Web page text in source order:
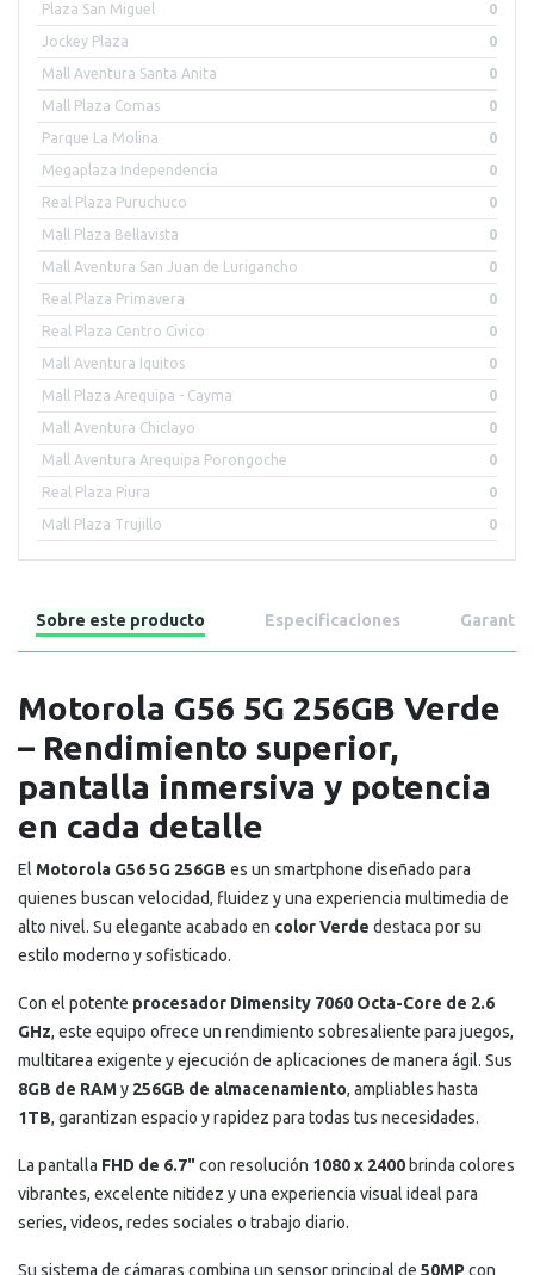
Plaza San Miguel 0
Jockey Plaza 0
Mall Aventura Santa Anita 0
Mall Plaza Comas 0
Parque La Molina 0
Megaplaza Independencia 0
Real Plaza Puruchuco 0
Mall Plaza Bellavista 0
Mall Aventura San Juan de Lurigancho 0
Real Plaza Primavera 0
Real Plaza Centro Civico 0
Mall Aventura Iquitos 0
Mall Plaza Arequipa - Cayma 0
Mall Aventura Chiclayo 0
Mall Aventura Arequipa Porongoche 0
Real Plaza Piura 0
Mall Plaza Trujillo 0
Sobre este producto Especificaciones Garantía
Motorola G56 5G 256GB Verde
– Rendimiento superior,
pantalla inmersiva y potencia
en cada detalle
El Motorola G56 5G 256GB es un smartphone diseñado para
quienes buscan velocidad, fluidez y una experiencia multimedia de
alto nivel. Su elegante acabado en color Verde destaca por su
estilo moderno y sofisticado.
Con el potente procesador Dimensity 7060 Octa-Core de 2.6
GHz, este equipo ofrece un rendimiento sobresaliente para juegos,
multitarea exigente y ejecución de aplicaciones de manera ágil. Sus
8GB de RAMy 256GB de almacenamiento, ampliables hasta
1TB, garantizan espacio y rapidez para todas tus necesidades.
La pantalla FHD de 6.7"con resolución 1080 x 2400 brinda colores
vibrantes, excelente nitidez y una experiencia visual ideal para
series, videos, redes sociales o trabajo diario.
Su sistema de cámaras combina un sensor principal de 50MP con